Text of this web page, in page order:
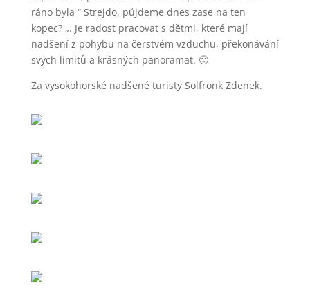
ráno byla “ Strejdo, půjdeme dnes zase na ten
kopec? „. Je radost pracovat s dětmi, které mají
nadšení z pohybu na čerstvém vzduchu, překonávání
svých limitů a krásných panoramat. 🙂
Za vysokohorské nadšené turisty Solfronk Zdenek.